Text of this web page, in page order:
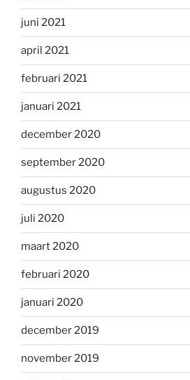
juni 2021
april 2021
februari 2021
januari 2021
december 2020
september 2020
augustus 2020
juli 2020
maart 2020
februari 2020
januari 2020
december 2019
november 2019